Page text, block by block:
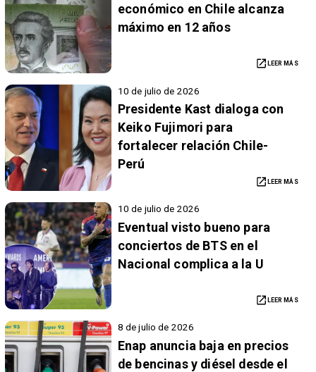
económico en Chile alcanza
máximo en 12 años
LEER MÁS
10 de julio de 2026
Presidente Kast dialoga con
Keiko Fujimori para
fortalecer relación Chile-
Perú
LEER MÁS
10 de julio de 2026
Eventual visto bueno para
conciertos de BTS en el
Nacional complica a la U
LEER MÁS
8 de julio de 2026
Enap anuncia baja en precios
de bencinas y diésel desde el